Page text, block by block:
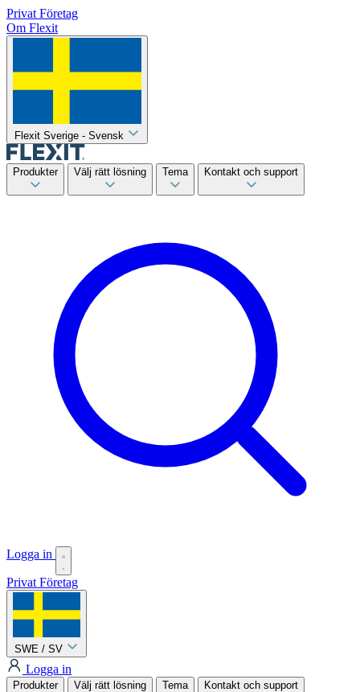
Privat Företag
Om Flexit
Flexit Sverige - Svensk
Produkter Välj rätt lösning Tema Kontakt och support
Logga in
Privat Företag
SWE / SV
Logga in
Produkter Välj rätt lösning Tema Kontakt och support